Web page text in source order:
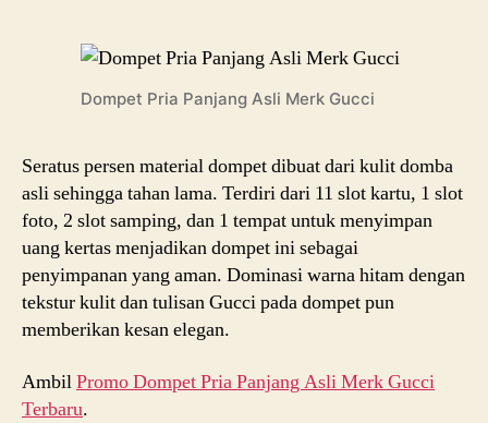
Dompet Pria Panjang Asli Merk Gucci
Seratus persen material dompet dibuat dari kulit domba
asli sehingga tahan lama. Terdiri dari 11 slot kartu, 1 slot
foto, 2 slot samping, dan 1 tempat untuk menyimpan
uang kertas menjadikan dompet ini sebagai
penyimpanan yang aman. Dominasi warna hitam dengan
tekstur kulit dan tulisan Gucci pada dompet pun
memberikan kesan elegan.
AmbilPromo Dompet Pria Panjang Asli Merk Gucci
Terbaru.